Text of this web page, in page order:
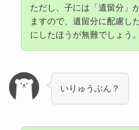
ただし、子には「遺留分」
ますので、遺留分に配慮し
にしたほうが無難でしょう。
いりゅうぶん？